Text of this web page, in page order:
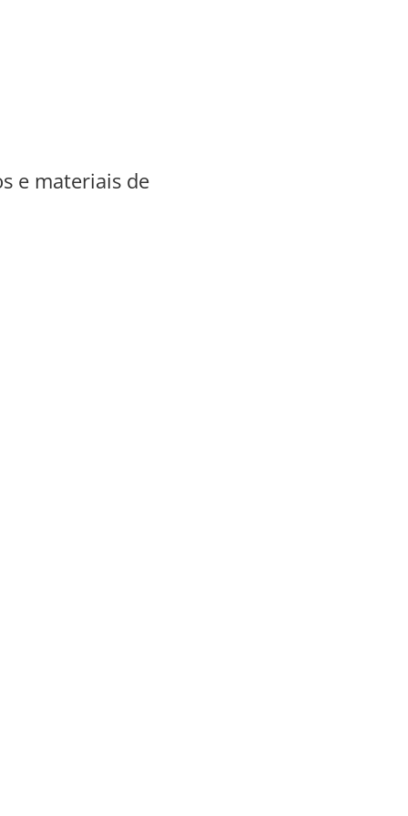
e materiais de